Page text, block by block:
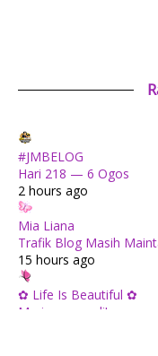
#JMBELOG
Hari 218 — 6 Ogos
2 hours ago
Mia Liana
Trafik Blog Masih
15 hours ago
✿ Life Is Beautiful ✿
Mari mengundi!